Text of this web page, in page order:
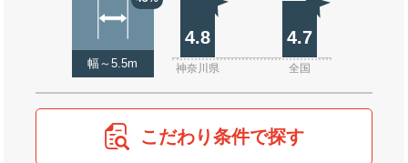
幅～5.5m
4.8 4.7
神奈川県 全国
こだわり条件で探す